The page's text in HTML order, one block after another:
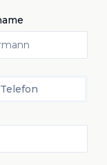
Telefon